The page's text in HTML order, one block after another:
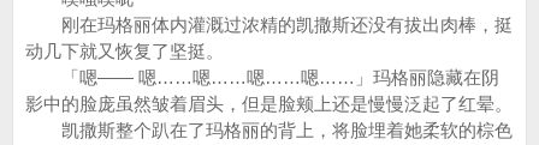
刚在玛格丽体内灌溉过浓精的凯撒斯还没有拔出肉棒，挺
动几下就又恢复了坚挺。
「嗯—— 嗯……嗯……嗯……嗯……」玛格丽隐藏在阴
影中的脸庞虽然皱着眉头，但是脸颊上还是慢慢泛起了红晕。
凯撒斯整个趴在了玛格丽的背上，将脸埋着她柔软的棕色